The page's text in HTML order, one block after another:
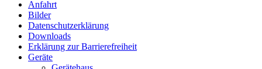
Anfahrt
Bilder
Datenschutzerklärung
Downloads
Erklärung zur Barriere­frei­heit
Geräte